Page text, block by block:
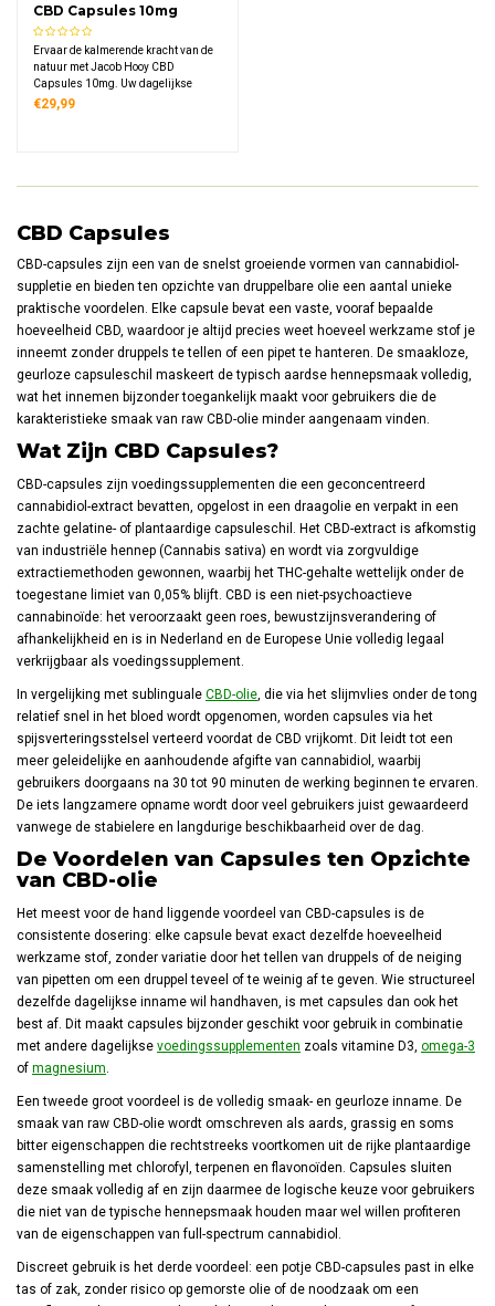
CBD Capsules 10mg
(60st)
Ervaar de kalmerende kracht van de
natuur met Jacob Hooy CBD
Capsules 10mg. Uw dagelijkse
dosis welzijn in een handige
€29,99
CBD Capsules
CBD-capsules zijn een van de snelst groeiende vormen van cannabidiol-
suppletie en bieden ten opzichte van druppelbare olie een aantal unieke
praktische voordelen. Elke capsule bevat een vaste, vooraf bepaalde
hoeveelheid CBD, waardoor je altijd precies weet hoeveel werkzame stof je
inneemt zonder druppels te tellen of een pipet te hanteren. De smaakloze,
geurloze capsuleschil maskeert de typisch aardse hennepsmaak volledig,
wat het innemen bijzonder toegankelijk maakt voor gebruikers die de
karakteristieke smaak van raw CBD-olie minder aangenaam vinden.
Wat Zijn CBD Capsules?
CBD-capsules zijn voedingssupplementen die een geconcentreerd
cannabidiol-extract bevatten, opgelost in een draagolie en verpakt in een
zachte gelatine- of plantaardige capsuleschil. Het CBD-extract is afkomstig
van industriële hennep (Cannabis sativa) en wordt via zorgvuldige
extractiemethoden gewonnen, waarbij het THC-gehalte wettelijk onder de
toegestane limiet van 0,05% blijft. CBD is een niet-psychoactieve
cannabinoïde: het veroorzaakt geen roes, bewustzijnsverandering of
afhankelijkheid en is in Nederland en de Europese Unie volledig legaal
verkrijgbaar als voedingssupplement.
In vergelijking met sublinguale CBD-olie, die via het slijmvlies onder de tong
relatief snel in het bloed wordt opgenomen, worden capsules via het
spijsverteringsstelsel verteerd voordat de CBD vrijkomt. Dit leidt tot een
meer geleidelijke en aanhoudende afgifte van cannabidiol, waarbij
gebruikers doorgaans na 30 tot 90 minuten de werking beginnen te ervaren.
De iets langzamere opname wordt door veel gebruikers juist gewaardeerd
vanwege de stabielere en langdurige beschikbaarheid over de dag.
De Voordelen van Capsules ten Opzichte
van CBD-olie
Het meest voor de hand liggende voordeel van CBD-capsules is de
consistente dosering: elke capsule bevat exact dezelfde hoeveelheid
werkzame stof, zonder variatie door het tellen van druppels of de neiging
van pipetten om een druppel teveel of te weinig af te geven. Wie structureel
dezelfde dagelijkse inname wil handhaven, is met capsules dan ook het
best af. Dit maakt capsules bijzonder geschikt voor gebruik in combinatie
met andere dagelijkse voedingssupplementen zoals vitamine D3, omega-3
of magnesium.
Een tweede groot voordeel is de volledig smaak- en geurloze inname. De
smaak van raw CBD-olie wordt omschreven als aards, grassig en soms
bitter eigenschappen die rechtstreeks voortkomen uit de rijke plantaardige
samenstelling met chlorofyl, terpenen en flavonoïden. Capsules sluiten
deze smaak volledig af en zijn daarmee de logische keuze voor gebruikers
die niet van de typische hennepsmaak houden maar wel willen profiteren
van de eigenschappen van full-spectrum cannabidiol.
Discreet gebruik is het derde voordeel: een potje CBD-capsules past in elke
tas of zak, zonder risico op gemorste olie of de noodzaak om een